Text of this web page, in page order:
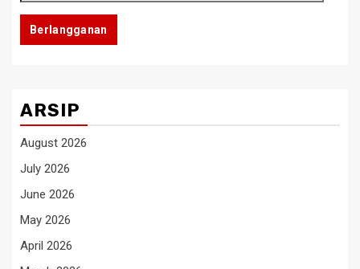
Email
Berlangganan
ARSIP
August 2026
July 2026
June 2026
May 2026
April 2026